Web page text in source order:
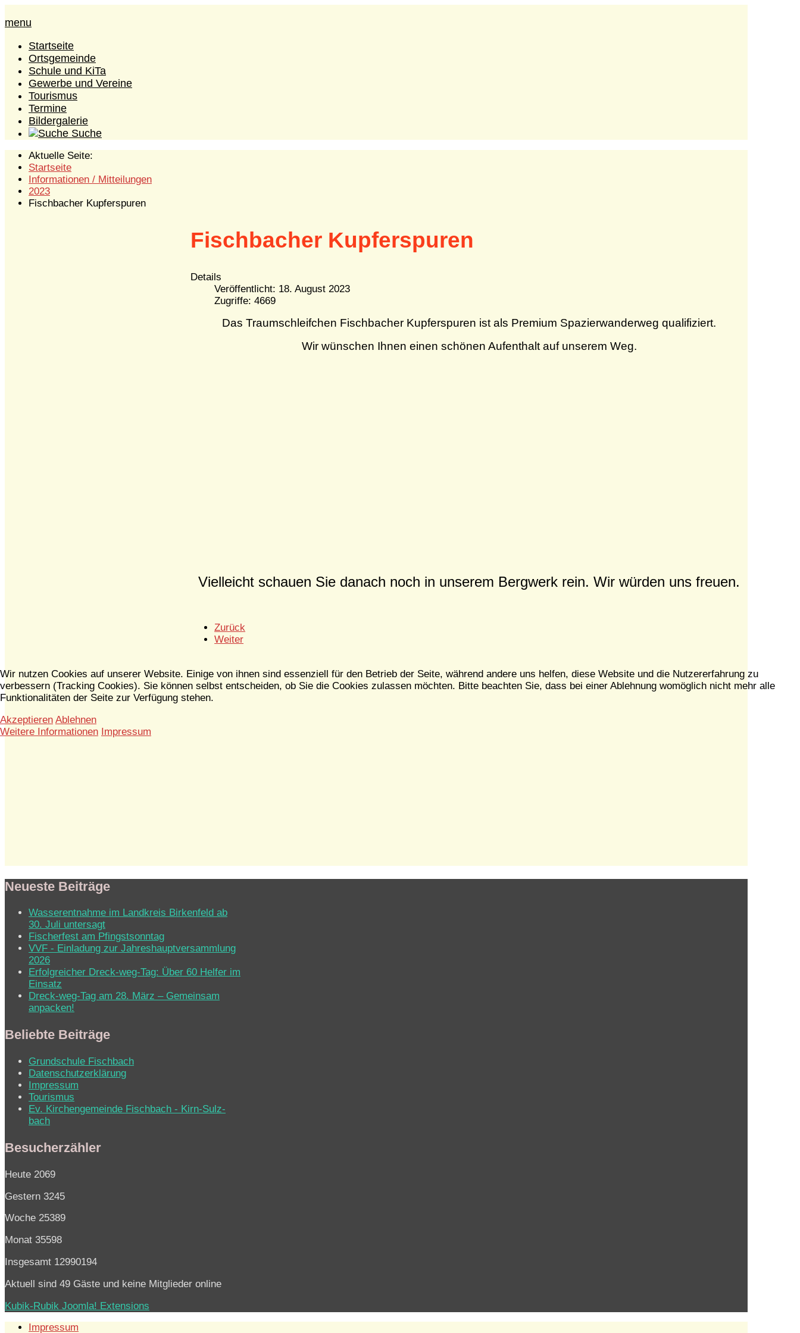
menu
Startseite
Ortsgemeinde
Schule und KiTa
Gewerbe und Vereine
Tourismus
Termine
Bildergalerie
Suche
Aktuelle Seite:
Startseite
Informationen / Mitteilungen
2023
Fischbacher Kupferspuren
Fischbacher Kupferspuren
Details
Veröffentlicht: 18. August 2023
Zugriffe: 4669
Das Traumschleifchen Fischbacher Kupferspuren ist als Premium Spazierwanderweg qualifiziert.
Wir wünschen Ihnen einen schönen Aufenthalt auf unserem Weg.
Vielleicht schauen Sie danach noch in unserem Bergwerk rein. Wir würden uns freuen.
Zurück
Weiter
Neueste Beiträge
Wasserentnahme im Landkreis Birkenfeld ab
30. Juli untersagt
Fischerfest am Pfingstsonntag
VVF - Einladung zur Jahreshauptversammlung
2026
Erfolgreicher Dreck-weg-Tag: Über 60 Helfer im
Einsatz
Dreck-weg-Tag am 28. März – Gemeinsam
anpacken!
Beliebte Beiträge
Grundschule Fischbach
Datenschutzerklärung
Impressum
Tourismus
Ev. Kirchen­ge­mein­de Fisch­bach - Kirn-Sulz­
bach
Besucherzähler
Heute 2069
Gestern 3245
Woche 25389
Monat 35598
Insgesamt 12990194
Aktuell sind 49 Gäste und keine Mitglieder online
Kubik-Rubik Joomla! Extensions
Impressum
Wir nutzen Cookies auf unserer Website. Einige von ihnen sind essenziell für den Betrieb der Seite, während andere uns helfen, diese Website und die Nutzererfahrung zu
verbessern (Tracking Cookies). Sie können selbst entscheiden, ob Sie die Cookies zulassen möchten. Bitte beachten Sie, dass bei einer Ablehnung womöglich nicht mehr alle
Funktionalitäten der Seite zur Verfügung stehen.
Akzeptieren Ablehnen
Weitere Informationen Impressum